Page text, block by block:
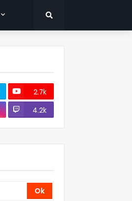
2.7k
4.2k